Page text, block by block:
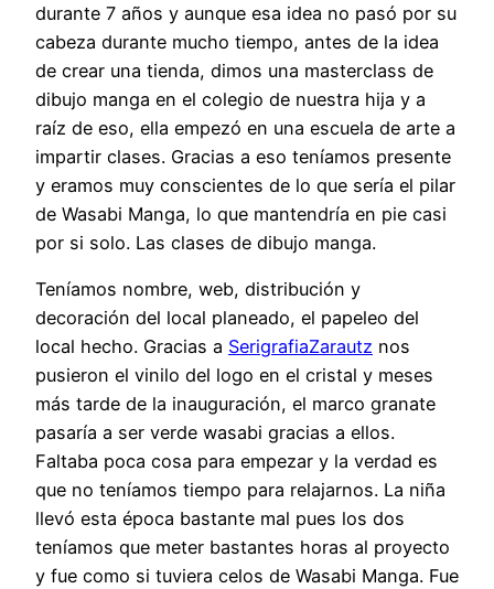
durante 7 años y aunque esa idea no pasó por su
cabeza durante mucho tiempo, antes de la idea
de crear una tienda, dimos una masterclass de
dibujo manga en el colegio de nuestra hija y a
raíz de eso, ella empezó en una escuela de arte a
impartir clases. Gracias a eso teníamos presente
y eramos muy conscientes de lo que sería el pilar
de Wasabi Manga, lo que mantendría en pie casi
por si solo. Las clases de dibujo manga.
Teníamos nombre, web, distribución y
decoración del local planeado, el papeleo del
local hecho. Gracias a SerigrafiaZarautz nos
pusieron el vinilo del logo en el cristal y meses
más tarde de la inauguración, el marco granate
pasaría a ser verde wasabi gracias a ellos.
Faltaba poca cosa para empezar y la verdad es
que no teníamos tiempo para relajarnos. La niña
llevó esta época bastante mal pues los dos
teníamos que meter bastantes horas al proyecto
y fue como si tuviera celos de Wasabi Manga. Fue